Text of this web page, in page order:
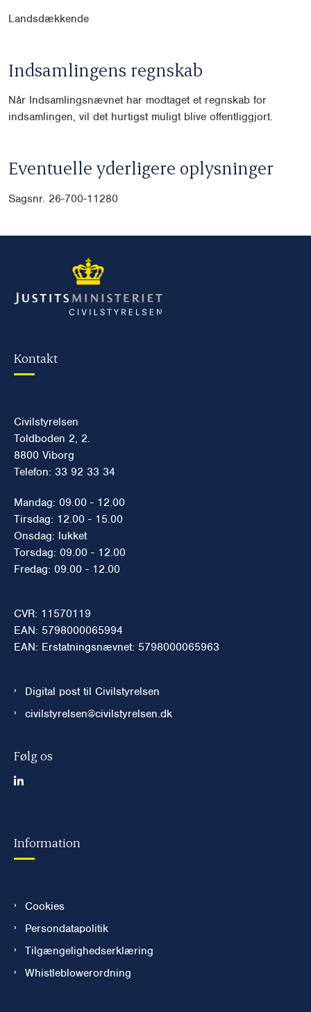
Landsdækkende
Indsamlingens regnskab
Når Indsamlingsnævnet har modtaget et regnskab for
indsamlingen, vil det hurtigst muligt blive offentliggjort.
Eventuelle yderligere oplysninger
Sagsnr. 26-700-11280
Kontakt
Civilstyrelsen
Toldboden 2, 2.
8800 Viborg
Telefon: 33 92 33 34
Mandag: 09.00 - 12.00
Tirsdag: 12.00 - 15.00
Onsdag: lukket
Torsdag: 09.00 - 12.00
Fredag: 09.00 - 12.00
CVR: 11570119
EAN: 5798000065994
EAN: Erstatningsnævnet: 5798000065963
Digital post til Civilstyrelsen
civilstyrelsen@civilstyrelsen.dk
Følg os
Information
Cookies
Persondatapolitik
Tilgængelighedserklæring
Whistleblowerordning